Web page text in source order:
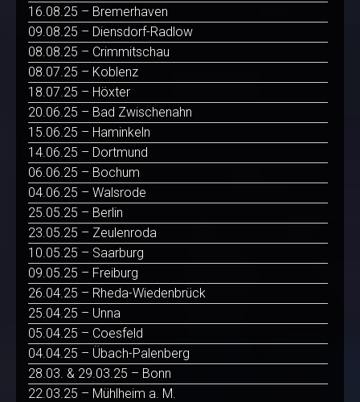
16.08.25 – Bremerhaven
09.08.25 – Diensdorf-Radlow
08.08.25 – Crimmitschau
08.07.25 – Koblenz
18.07.25 – Höxter
20.06.25 – Bad Zwischenahn
15.06.25 – Haminkeln
14.06.25 – Dortmund
06.06.25 – Bochum
04.06.25 – Walsrode
25.05.25 – Berlin
23.05.25 – Zeulenroda
10.05.25 – Saarburg
09.05.25 – Freiburg
26.04.25 – Rheda-Wiedenbrück
25.04.25 – Unna
05.04.25 – Coesfeld
04.04.25 – Übach-Palenberg
28.03. & 29.03.25 – Bonn
22.03.25 – Mühlheim a. M.